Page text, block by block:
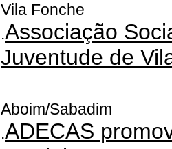
Vila Fonche
.Associação
Juventude de
Aboim/Sabadim
.ADECAS